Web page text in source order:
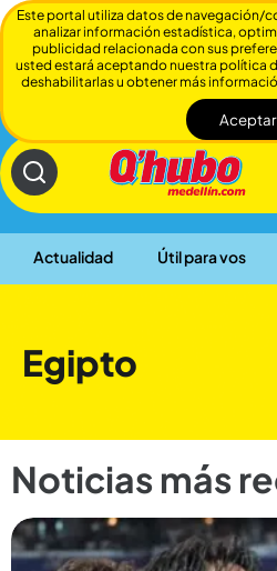
Actualidad Útil para vos
Egipto
Noticias más
Este portal utiliza datos de navegación/
analizar información estadística,
publicidad relacionada con sus
usted estará aceptando nuestra política
deshabilitarlas u obtener más
Aceptar